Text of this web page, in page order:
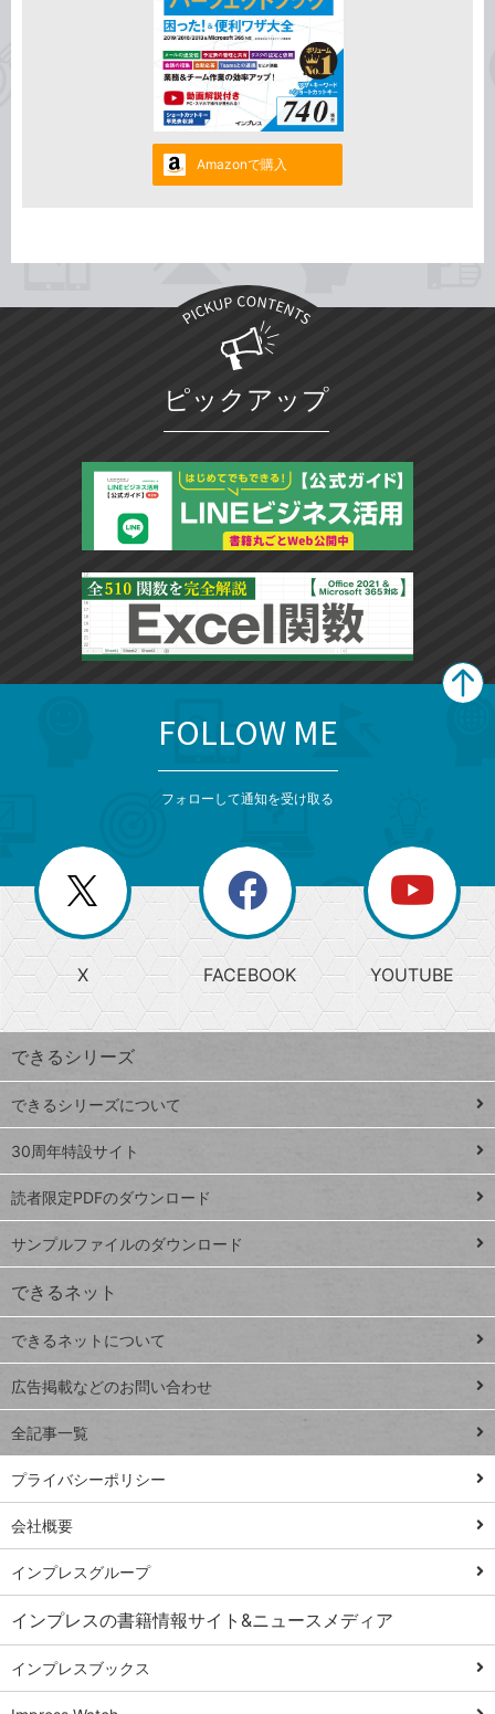
Amazonで購入
ピックアップ
じ
る
search
検
索
上
昇
ワ
ー
ド
Google
スプレ
ッドシ
ート
iPhone
VLOOKUP
close
閉じ
る
閉
じ
る
ー
か
ら
探
す
ト
ッ
プ
ペ
ジ
連載
Excel Q&A
トイアンナ流仕
事術
PowerAutomate
ではじめる業務
の完全自動化
AI議事録作成術
Windows 11
Q&A
Teams踏み込み
活用術
Excel講師の仕事
FOLLOW ME
フォローして通知を受け取る
X FACEBOOK YOUTUBE
できるシリーズ
できるシリーズについて
30周年特設サイト
読者限定PDFのダウンロード
サンプルファイルのダウンロード
できるネット
できるネットについて
広告掲載などのお問い合わせ
全記事一覧
プライバシーポリシー
会社概要
インプレスグループ
インプレスの書籍情報サイト&ニュースメディア
インプレスブックス